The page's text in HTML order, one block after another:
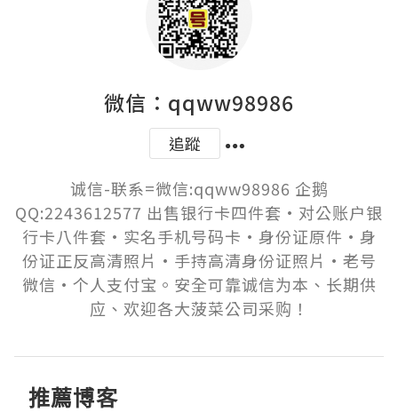
微信：qqww98986
追蹤
诚信-联系=微信:qqww98986 企鹅
QQ:2243612577 出售银行卡四件套·对公账户银
行卡八件套·实名手机号码卡·身份证原件·身
份证正反高清照片·手持高清身份证照片·老号
微信·个人支付宝。安全可靠诚信为本、长期供
应、欢迎各大菠菜公司采购！
推薦博客